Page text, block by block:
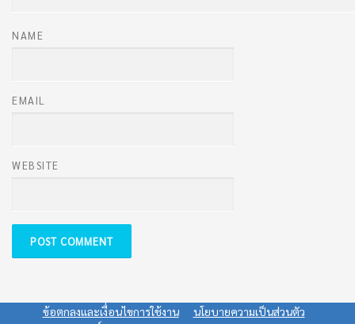
NAME
EMAIL
WEBSITE
ข้อตกลงและเงื่อนไขการใช้งาน
นโยบายความเป็นส่วนตัว